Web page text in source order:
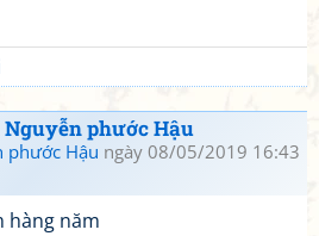
Nguyễn phước Hậu
phước Hậu ngày 08/05/2019 16:43
hàng năm